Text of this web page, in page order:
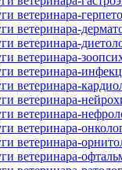
ветеринара-
ветеринара-
ветеринара-
ветеринара-
ветеринара-
ветеринара-
ветеринара-
ветеринара-
ветеринара-
ветеринара-
ветеринара-